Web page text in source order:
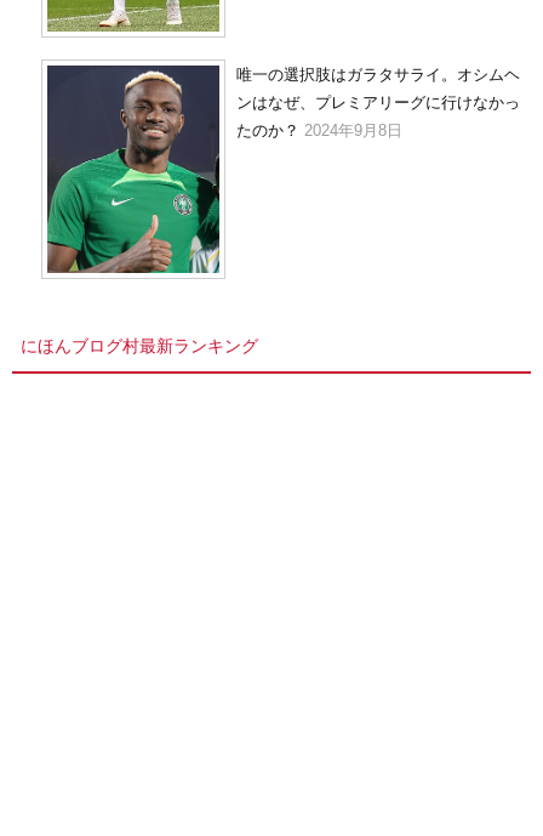
唯一の選択肢はガラタサライ。オシムヘ
ンはなぜ、プレミアリーグに行けなかっ
たのか？ 2024年9月8日
にほんブログ村最新ランキング